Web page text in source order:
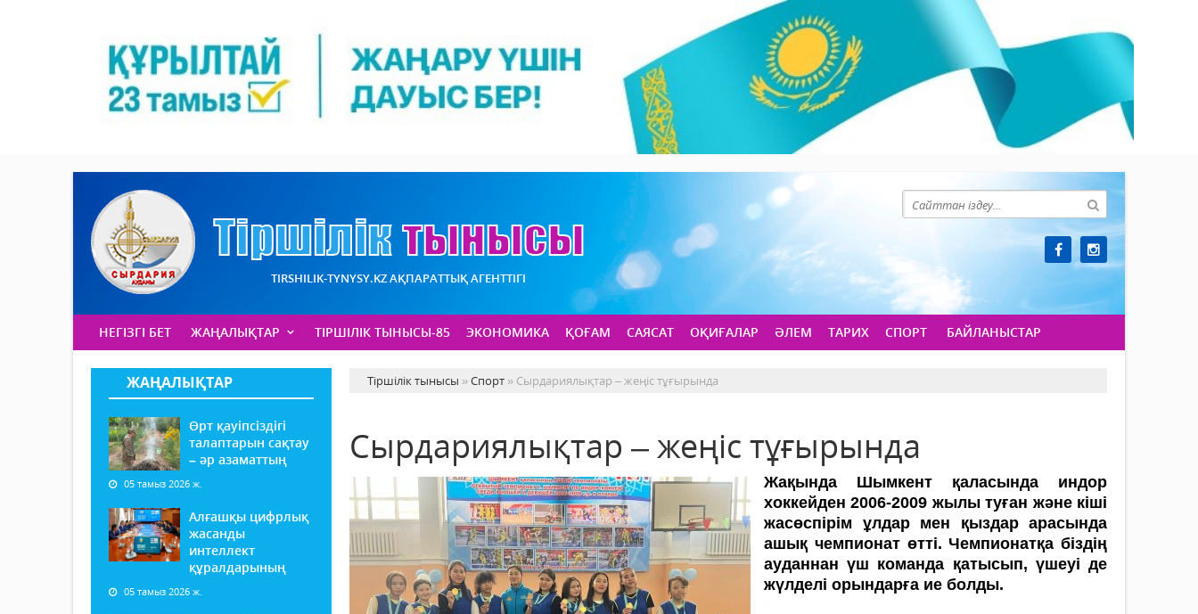
TIRSHILIK-TYNYSY.KZ АҚПАРАТТЫҚ АГЕНТТІГІ
НЕГІЗГІ БЕТ ЖАҢАЛЫҚТАР ТІРШІЛІК ТЫНЫСЫ-85 ЭКОНОМИКА ҚОҒАМ САЯСАТ ОҚИҒАЛАР ӘЛЕМ ТАРИХ СПОРТ БАЙЛАНЫСТАР
ЖАҢАЛЫҚТАР
Өрт қауіпсіздігі
талаптарын сақтау
– әр азаматтың
05 тамыз 2026 ж.
Алғашқы цифрлық
жасанды
интеллект
құралдарының
05 тамыз 2026 ж.
Тіршілік тынысы »Спорт » Сырдариялықтар – жеңіс тұғырында
Сырдариялықтар – жеңіс тұғырында
Жақында Шымкент қаласында индор
хоккейден 2006-2009 жы­лы туған және кіші
жасөспірім ұлдар мен қыз­дар арасында
ашық чемпионат өтті. Чемпионат­қа біздің
ауданнан үш команда қатысып, үше­уі де
жүл­делі орындарға ­ие болды.